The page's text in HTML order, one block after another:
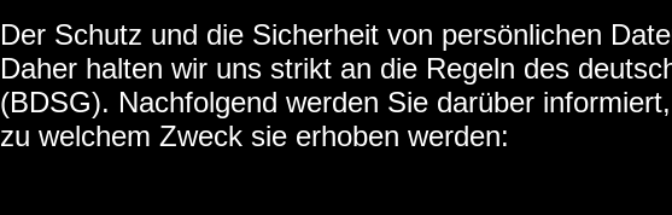
Der Schutz und die Sicherheit von persönlichen
Daher halten wir uns strikt an die Regeln des
(BDSG). Nachfolgend werden Sie darüber
zu welchem Zweck sie erhoben werden: